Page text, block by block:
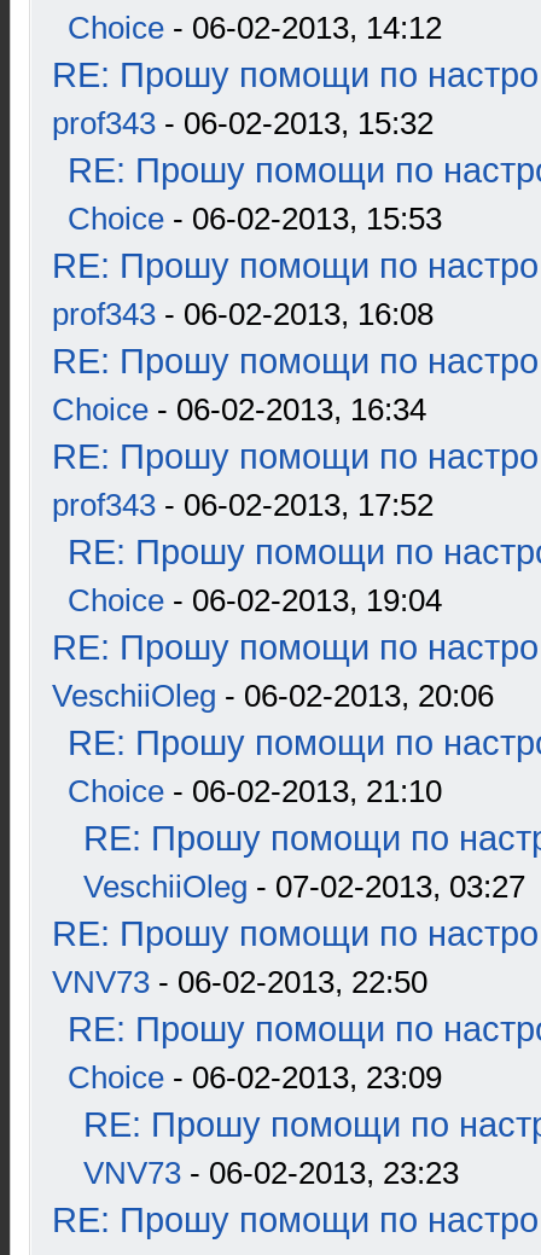
Choice - 06-02-2013, 14:12
RE: Прошу помощи по
prof343 - 06-02-2013, 15:32
RE: Прошу помощи по
Choice - 06-02-2013, 15:53
RE: Прошу помощи по
prof343 - 06-02-2013, 16:08
RE: Прошу помощи по
Choice - 06-02-2013, 16:34
RE: Прошу помощи по
prof343 - 06-02-2013, 17:52
RE: Прошу помощи по
Choice - 06-02-2013, 19:04
RE: Прошу помощи по
VeschiiOleg - 06-02-2013, 20:06
RE: Прошу помощи по
Choice - 06-02-2013, 21:10
RE: Прошу помощи по
VeschiiOleg - 07-02-2013, 03:27
RE: Прошу помощи по
VNV73 - 06-02-2013, 22:50
RE: Прошу помощи по
Choice - 06-02-2013, 23:09
RE: Прошу помощи по
VNV73 - 06-02-2013, 23:23
RE: Прошу помощи по